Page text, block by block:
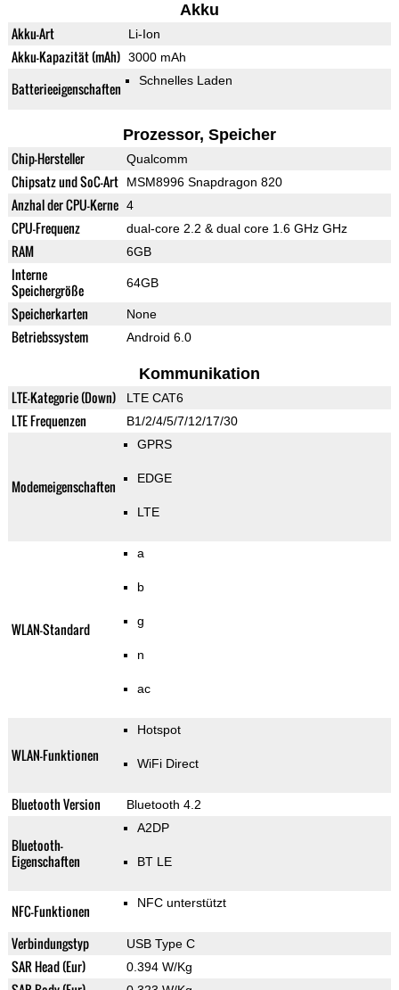
Akku
Akku-Art Li-Ion
Akku-Kapazität (mAh) 3000 mAh
Batterieeigenschaften Schnelles Laden
Prozessor, Speicher
Chip-Hersteller Qualcomm
Chipsatz und SoC-Art MSM8996 Snapdragon 820
Anzhal der CPU-Kerne 4
CPU-Frequenz dual-core 2.2 & dual core 1.6 GHz GHz
RAM 6GB
Interne
Speichergröße
64GB
Speicherkarten None
Betriebssystem Android 6.0
Kommunikation
LTE-Kategorie (Down) LTE CAT6
LTE Frequenzen B1/2/4/5/7/12/17/30
Modemeigenschaften
GPRS
EDGE
LTE
WLAN-Standard
a
b
g
n
ac
WLAN-Funktionen
Hotspot
WiFi Direct
Bluetooth Version Bluetooth 4.2
Bluetooth-
Eigenschaften
A2DP
BT LE
NFC-Funktionen NFC unterstützt
Verbindungstyp USB Type C
SAR Head (Eur) 0.394 W/Kg